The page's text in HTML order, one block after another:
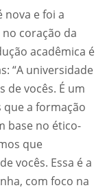
nova e foi a
coração da
acadêmica é
“A universidade
de vocês. É um
a formação
base no ético-
que
vocês. Essa é a
com foco na